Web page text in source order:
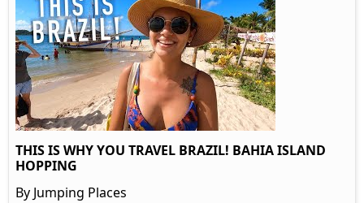
THIS IS WHY YOU TRAVEL BRAZIL! BAHIA ISLAND
HOPPING
By Jumping Places